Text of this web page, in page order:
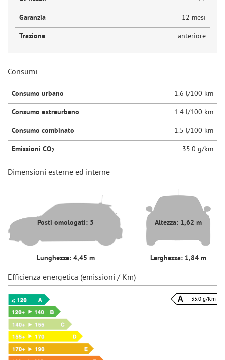
Garanzia 12 mesi
Trazione anteriore
Consumi
Consumo urbano 1.6 l/100 km
Consumo extraurbano 1.4 l/100 km
Consumo combinato 1.5 l/100 km
Emissioni CO2 35.0 g/km
Dimensioni esterne ed interne
Posti omologati: 5
Lunghezza: 4,45 m
Altezza: 1,62 m
Larghezza: 1,84 m
Efficienza energetica (emissioni / Km)
35.0 g/Km